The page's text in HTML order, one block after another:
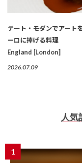
テート・モダンでアート
ーロに捧げる料理
England [London]
2026.07.09
人気
1